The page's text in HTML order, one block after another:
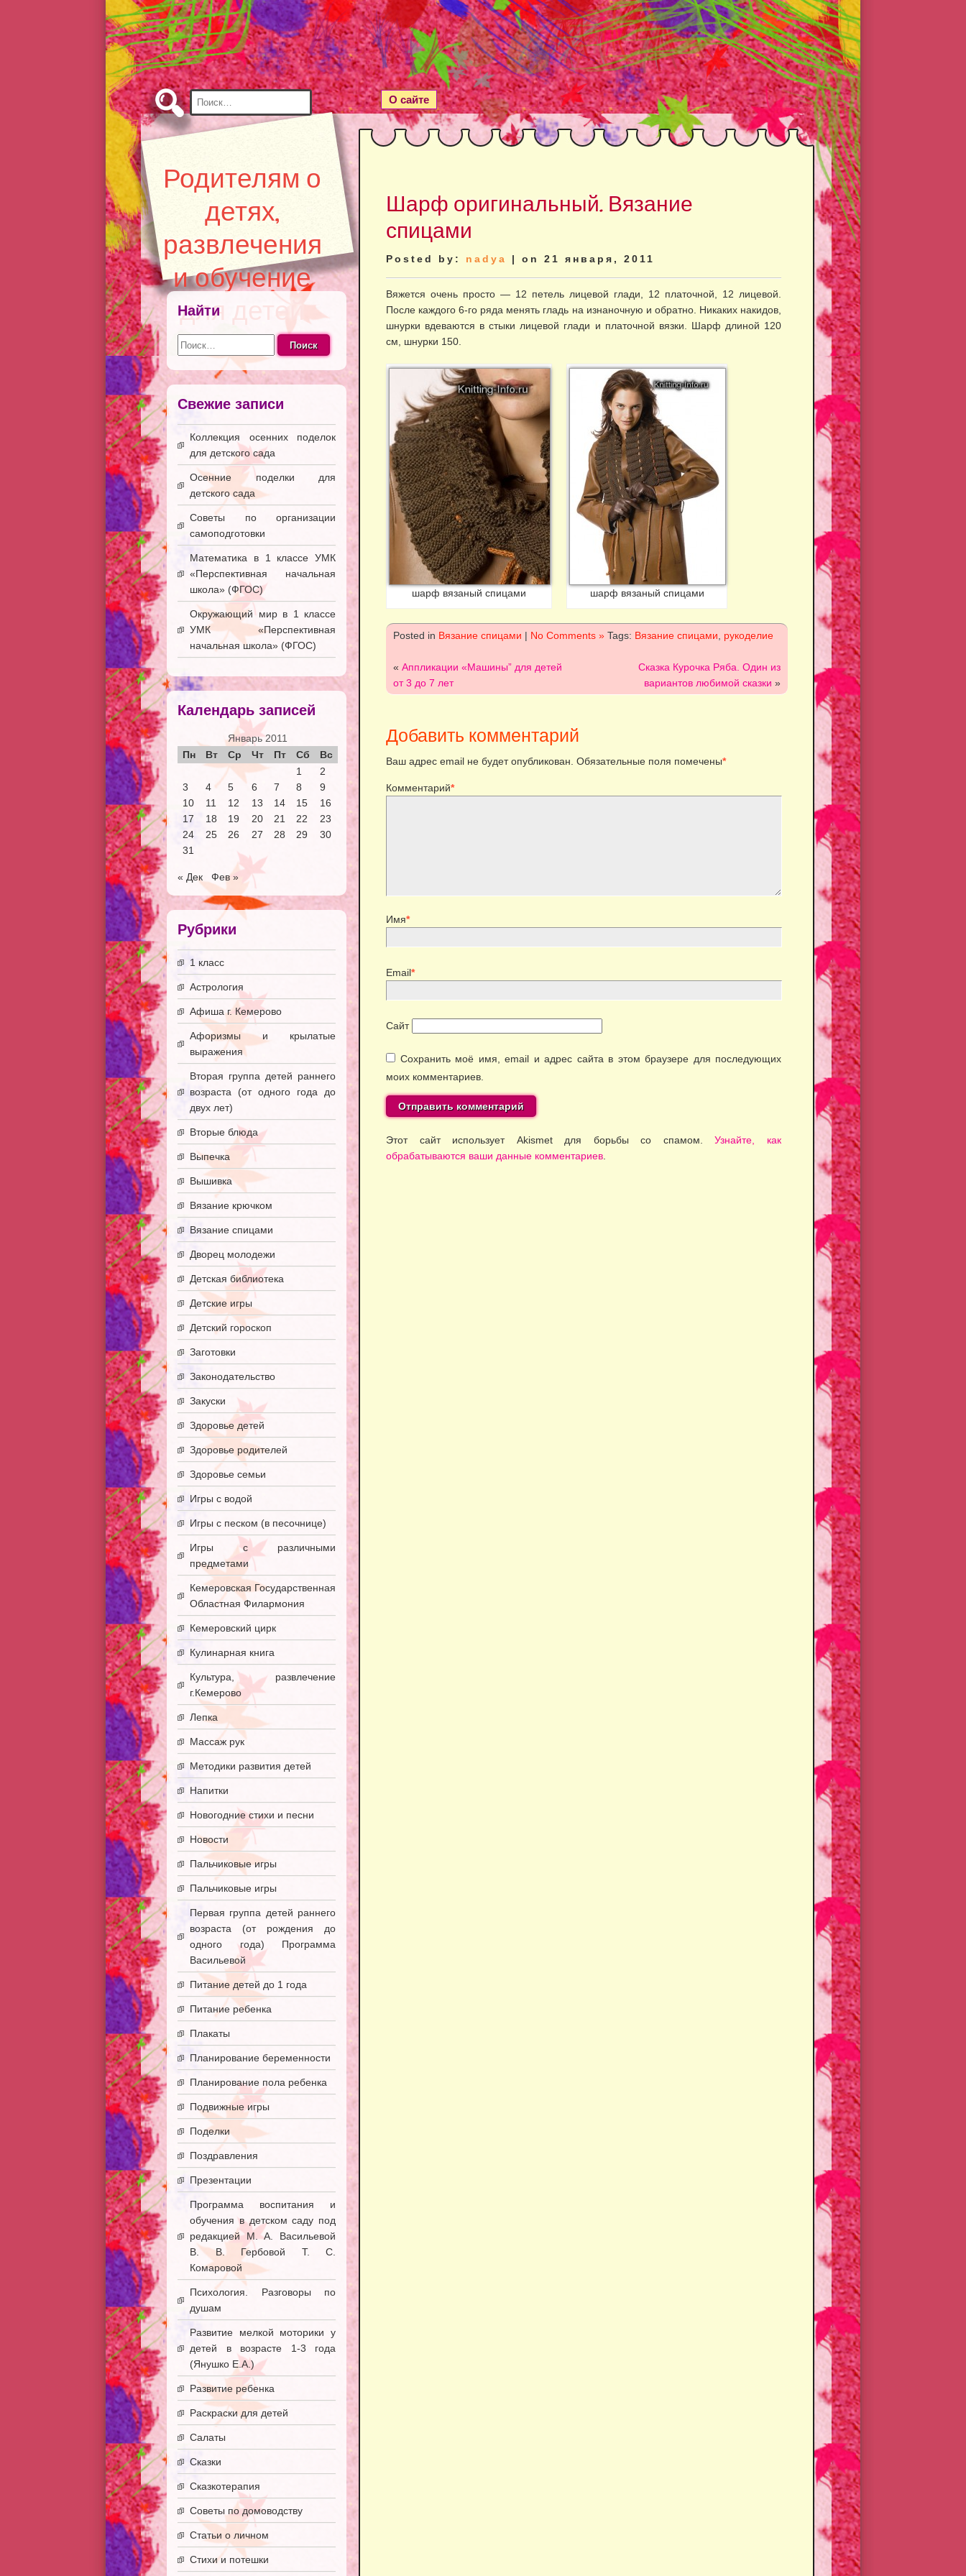
Найти:
Родителям о
детях,
развлечения
и обучение
для детей
О сайте
Шарф оригинальный. Вязание
спицами
Posted by: nadya | on 21 января, 2011
Вяжется очень просто — 12 петель лицевой глади, 12 платочной, 12 лицевой.
После каждого 6-го ряда менять гладь на изнаночную и обратно. Никаких накидов,
шнурки вдеваются в стыки лицевой глади и платочной вязки. Шарф длиной 120
см, шнурки 150.
шарф вязаный спицами шарф вязаный спицами
Posted in Вязание спицами | No Comments » Tags: Вязание спицами рукоделие
« Аппликации «Машины” для детей
от 3 до 7 лет
Сказка Курочка Ряба. Один из
вариантов любимой сказки »
Добавить комментарий
Ваш адрес email не будет опубликован. Обязательные поля помечены*
Комментарий*
Имя*
Email*
Сайт
Сохранить моё имя, email и адрес сайта в этом браузере для последующих
моих комментариев.
Этот сайт использует Akismet для борьбы со спамом.Узнайте, как
обрабатываются ваши данные комментариев
Найти
Найти:
Свежие записи
Коллекция осенних поделок
для детского сада
Осенние поделки для
детского сада
Советы по организации
самоподготовки
Математика в 1 классе УМК
«Перспективная начальная
школа» (ФГОС)
Окружающий мир в 1 классе
УМК «Перспективная
начальная школа» (ФГОС)
Календарь записей
Январь 2011
Пн
Вт Ср Чт Пт Сб
Вс
1
2
3
4 5 6 7 8
9
10
11 12 13 14 15
16
17
18 19 20 21 22
23
24
25 26 27 28 29
30
31
« Дек Фев »
Рубрики
1 класс
Астрология
Афиша г. Кемерово
Афоризмы и крылатые
выражения
Вторая группа детей раннего
возраста (от одного года до
двух лет)
Вторые блюда
Выпечка
Вышивка
Вязание крючком
Вязание спицами
Дворец молодежи
Детская библиотека
Детские игры
Детский гороскоп
Заготовки
Законодательство
Закуски
Здоровье детей
Здоровье родителей
Здоровье семьи
Игры с водой
Игры с песком (в песочнице)
Игры с различными
предметами
Кемеровская Государственная
Областная Филармония
Кемеровский цирк
Кулинарная книга
Культура, развлечение
г.Кемерово
Лепка
Массаж рук
Методики развития детей
Напитки
Новогодние стихи и песни
Новости
Пальчиковые игры
Пальчиковые игры
Первая группа детей раннего
возраста (от рождения до
одного года) Программа
Васильевой
Питание детей до 1 года
Питание ребенка
Плакаты
Планирование беременности
Планирование пола ребенка
Подвижные игры
Поделки
Поздравления
Презентации
Программа воспитания и
обучения в детском саду под
редакцией М. А. Васильевой
В. В. Гербовой Т. С.
Комаровой
Психология. Разговоры по
душам
Развитие мелкой моторики у
детей в возрасте 1-3 года
(Янушко Е.А.)
Развитие ребенка
Раскраски для детей
Салаты
Сказки
Сказкотерапия
Советы по домоводству
Статьи о личном
Стихи и потешки